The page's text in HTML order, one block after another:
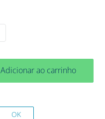
Adicionar ao carrinho